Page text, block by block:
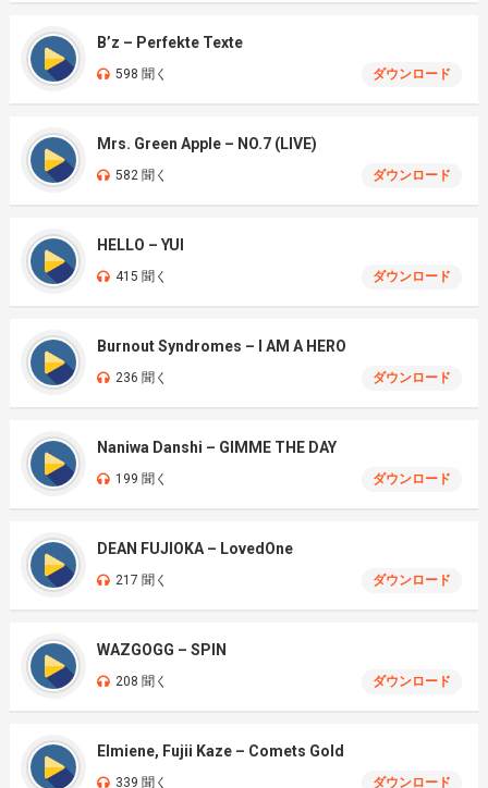
B’z – Perfekte Texte
598 聞く ダウンロード
Mrs. Green Apple – NO.7 (LIVE)
582 聞く ダウンロード
HELLO – YUI
415 聞く ダウンロード
Burnout Syndromes – I AM A HERO
236 聞く ダウンロード
Naniwa Danshi – GIMME THE DAY
199 聞く ダウンロード
DEAN FUJIOKA – LovedOne
217 聞く ダウンロード
WAZGOGG – SPIN
208 聞く ダウンロード
Elmiene, Fujii Kaze – Comets Gold
339 聞く ダウンロード